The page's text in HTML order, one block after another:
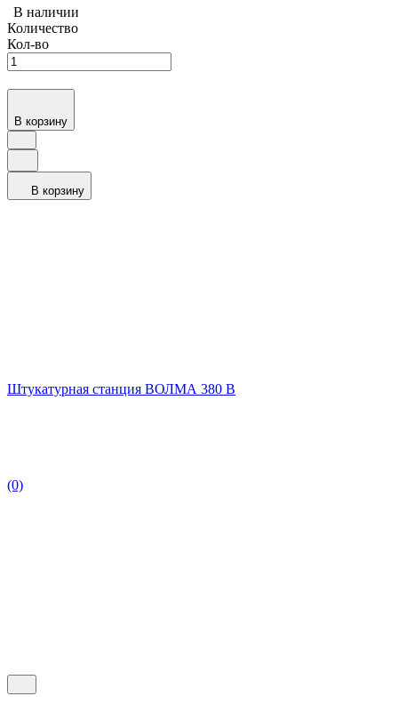
В наличии
Количество
Кол-во
В корзину
В корзину
Штукатурная станция ВОЛМА 380 В
(0)